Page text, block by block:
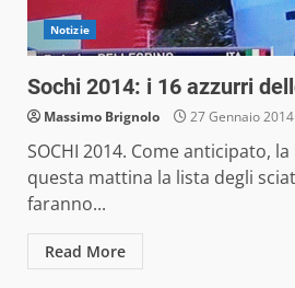
Notizie
Sochi 2014: i 16 azzurri
Massimo Brignolo 27 Gennaio 2014
SOCHI 2014. Come anticipato,
questa mattina la lista degli
faranno...
Read More